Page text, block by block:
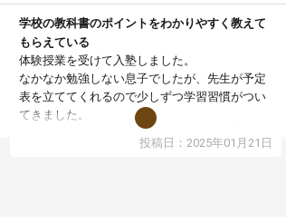
学校の教科書のポイントをわかりやすく教えて
もらえている
体験授業を受けて入塾しました。
なかなか勉強しない息子でしたが、先生が予定
表を立ててくれるので少しずつ学習習慣がつい
てきました。
オンラインで週に一度の受講ですが、指導が無
い日も予定表に基づいて勉強したり、LINEでわ
投稿日：2025年01月21日